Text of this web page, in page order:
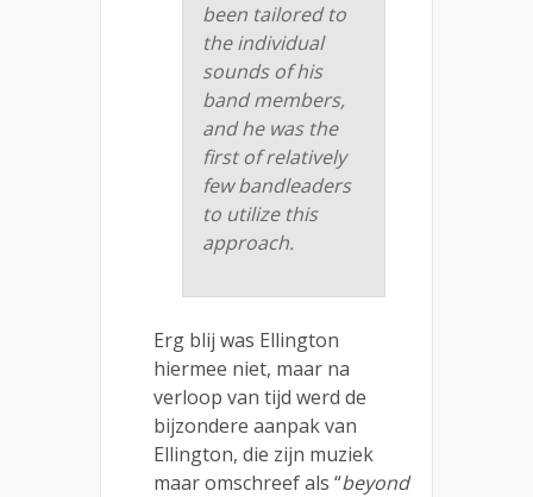
been tailored to
the individual
sounds of his
band members,
and he was the
first of relatively
few bandleaders
to utilize this
approach.
Erg blij was Ellington
hiermee niet, maar na
verloop van tijd werd de
bijzondere aanpak van
Ellington, die zijn muziek
maar omschreef als “beyond